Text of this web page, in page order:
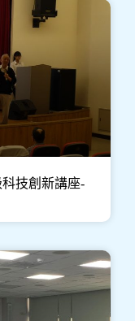
科技創新講座-